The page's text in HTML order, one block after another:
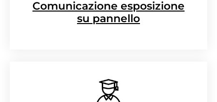
Comunicazione esposizione
su pannello